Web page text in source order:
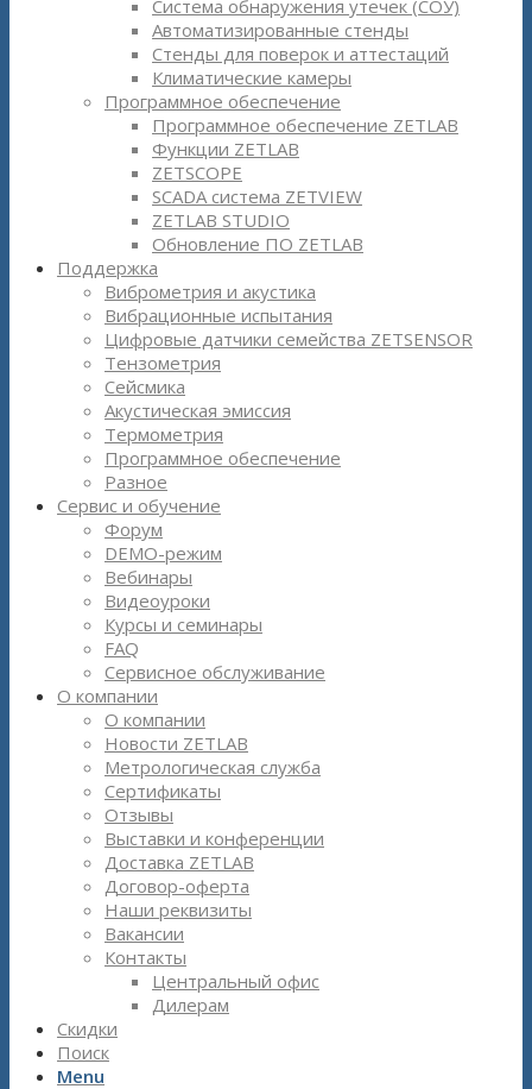
Система обнаружения утечек (СОУ)
Автоматизированные стенды
Стенды для поверок и аттестаций
Климатические камеры
Программное обеспечение
Программное обеспечение ZETLAB
Функции ZETLAB
ZETSCOPE
SCADA система ZETVIEW
ZETLAB STUDIO
Обновление ПО ZETLAB
Поддержка
Виброметрия и акустика
Вибрационные испытания
Цифровые датчики семейства ZETSENSOR
Тензометрия
Сейсмика
Акустическая эмиссия
Термометрия
Программное обеспечение
Разное
Сервис и обучение
Форум
DEMO-режим
Вебинары
Видеоуроки
Курсы и семинары
FAQ
Сервисное обслуживание
О компании
О компании
Новости ZETLAB
Метрологическая служба
Сертификаты
Отзывы
Выставки и конференции
Доставка ZETLAB
Договор-оферта
Наши реквизиты
Вакансии
Контакты
Центральный офис
Дилерам
Скидки
Поиск
Menu